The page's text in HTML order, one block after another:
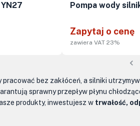
Pompa wody
Zapytaj o cenę
zawiera VAT 23%
pracować bez zakłóceń, a silniki
sprawny przepływ płynu
produkty, inwestujesz w trwałość,